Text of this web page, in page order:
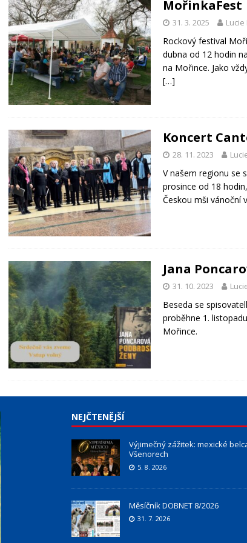
MořinkaFest
31. 3. 2025
Rockový festival
dubna od 12 hodin
na Mořince. Jako
[…]
Koncert
28. 11. 2023
V našem regionu se
prosince od 18
Českou mši vánoční
Jana
31. 10. 2023
Beseda se
proběhne 1.
Mořince.
NEJČTENĚJŠÍ
Výjimečný zážitek: mexické
Všenorech
5. 8. 2026
Měsíčník DOBNET 8/2026
31. 7. 2026